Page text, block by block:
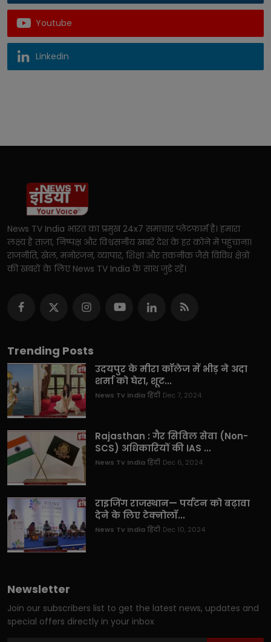
Youtube
Linkedin
News TV India भारत का प्रमुख 24x7 समाचार प्लेटफार्म है। हमारा
लक्ष्य है ताज़ा, निष्पक्ष और विश्वसनीय खबरें देश के हर कोने में पहुंचाना।
राजनीति, खेल, मनोरंजन, व्यापार, शिक्षा और तकनीक जैसे विविध क्षेत्रों
की खबरों के लिए News TV India के साथ जुड़े रहें।
Trending Posts
उदयपुर के मीरा कॉलेज में भीड़ ने अदा
शर्मा को घेरा, शूट...
News Tv India हिंदी Dec 7, 2024
Rajasthan : गैर सिविल सेवा (Non-
SCS) अधिकारियों की IAS ...
News Tv India हिंदी Dec 6, 2024
राइजिंग राजस्थान— पर्यटन को बढ़ावा
देने के लिए टेक्नोलॉ...
News Tv India हिंदी Dec 10, 2024
Newsletter
Join our subscribers list to get the latest news, updates and
special offers directly in your inbox